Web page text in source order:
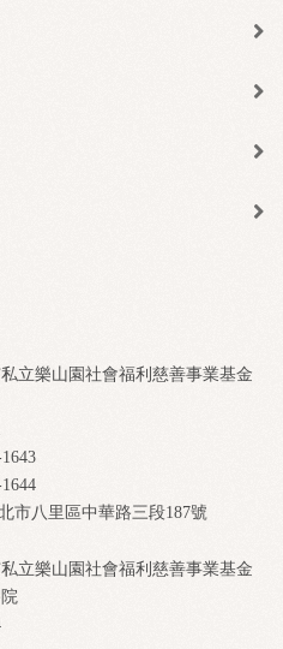
立樂山園社會福利慈善事業基金
1643
市八里區中華路三段187號
立樂山園社會福利慈善事業基金